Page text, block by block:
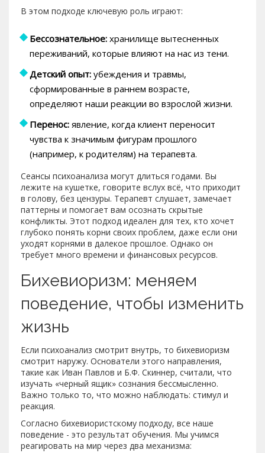
В этом подходе ключевую роль играют:
Бессознательное: хранилище вытесненных
переживаний, которые влияют на нас из тени.
Детский опыт: убеждения и травмы,
сформированные в раннем возрасте,
определяют наши реакции во взрослой жизни.
Перенос: явление, когда клиент переносит
чувства к значимым фигурам прошлого
(например, к родителям) на терапевта.
Сеансы психоанализа могут длиться годами. Вы
лежите на кушетке, говорите вслух всё, что приходит
в голову, без цензуры. Терапевт слушает, замечает
паттерны и помогает вам осознать скрытые
конфликты. Этот подход идеален для тех, кто хочет
глубоко понять корни своих проблем, даже если они
уходят корнями в далекое прошлое. Однако он
требует много времени и финансовых ресурсов.
Бихевиоризм: меняем
поведение, чтобы изменить
жизнь
Если психоанализ смотрит внутрь, то бихевиоризм
смотрит наружу. Основатели этого направления,
такие как Иван Павлов и Б.Ф. Скиннер, считали, что
изучать «черный ящик» сознания бессмысленно.
Важно только то, что можно наблюдать: стимул и
реакция.
Согласно бихевиористскому подходу, все наше
поведение - это результат обучения. Мы учимся
реагировать на мир через два механизма: